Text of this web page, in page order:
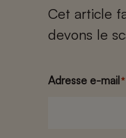
Cet article
devons le
Adresse e-mail *